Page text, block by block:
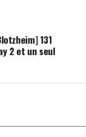
131
2 et un seul